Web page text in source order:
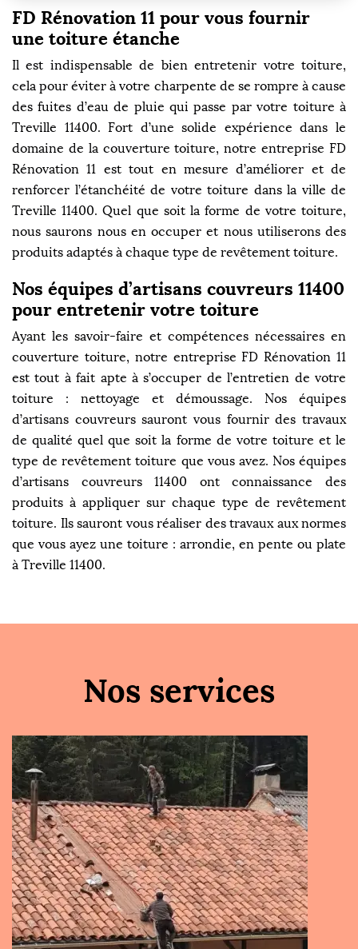
FD Rénovation 11 pour vous fournir
une toiture étanche
Il est indispensable de bien entretenir votre toiture,
cela pour éviter à votre charpente de se rompre à cause
des fuites d’eau de pluie qui passe par votre toiture à
Treville 11400. Fort d’une solide expérience dans le
domaine de la couverture toiture, notre entreprise FD
Rénovation 11 est tout en mesure d’améliorer et de
renforcer l’étanchéité de votre toiture dans la ville de
Treville 11400. Quel que soit la forme de votre toiture,
nous saurons nous en occuper et nous utiliserons des
produits adaptés à chaque type de revêtement toiture.
Nos équipes d’artisans couvreurs 11400
pour entretenir votre toiture
Ayant les savoir-faire et compétences nécessaires en
couverture toiture, notre entreprise FD Rénovation 11
est tout à fait apte à s’occuper de l’entretien de votre
toiture : nettoyage et démoussage. Nos équipes
d’artisans couvreurs sauront vous fournir des travaux
de qualité quel que soit la forme de votre toiture et le
type de revêtement toiture que vous avez. Nos équipes
d’artisans couvreurs 11400 ont connaissance des
produits à appliquer sur chaque type de revêtement
toiture. Ils sauront vous réaliser des travaux aux normes
que vous ayez une toiture : arrondie, en pente ou plate
à Treville 11400.
Nos services